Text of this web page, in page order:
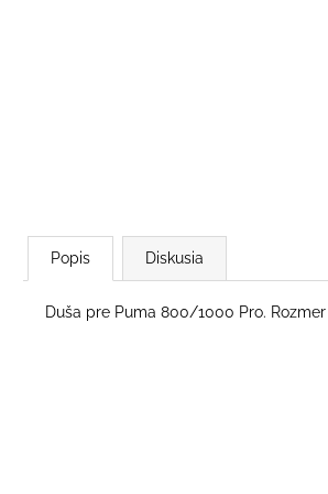
Popis Diskusia
Duša pre Puma 800/1000 Pro. Rozmer